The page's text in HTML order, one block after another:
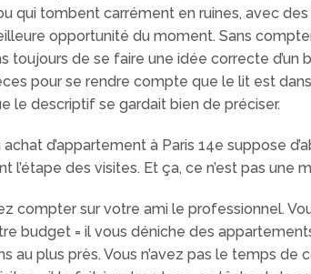
qui tombent carrément en ruines, avec
opportunité du moment. Sans
de se faire une idée correcte d’un
pour se rendre compte que le lit est
le descriptif se gardait bien de préciser.
achat d’appartement à Paris 14e suppose
l’étape des visites. Et ça, ce n’est pas une
compter sur votre ami le professionnel.
budget = il vous déniche des
au plus près. Vous n’avez pas le temps